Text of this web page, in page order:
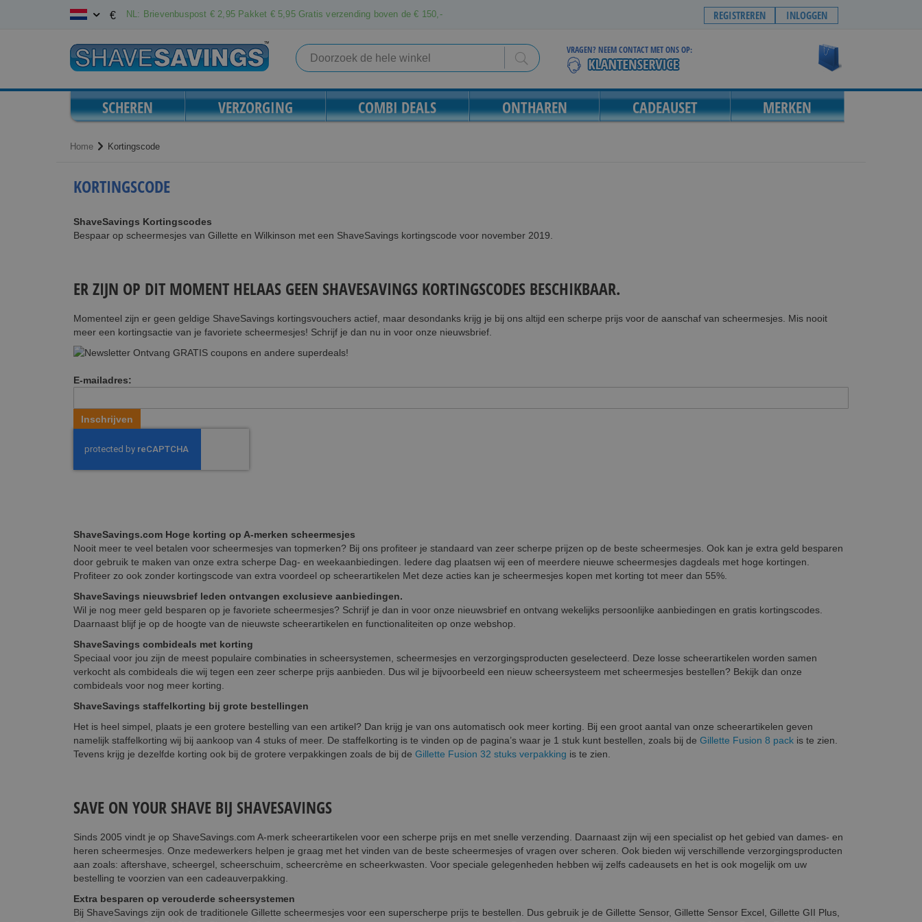
Ga
inhoud
€ NL: Brievenbuspost € 2,95 Pakket € 5,95 Gratis verzending boven de € 150,- REGISTREREN INLOGGEN
Search
VRAGEN? NEEM CONTACT MET ONS OP:
SCHEREN VERZORGING COMBI DEALS ONTHAREN CADEAUSET MERKEN
Home Kortingscode
KORTINGSCODE
ShaveSavings Kortingscodes
Bespaar op scheermesjes van Gillette en Wilkinson met een ShaveSavings kortingscode voor november 2019.
ER ZIJN OP DIT MOMENT HELAAS GEEN SHAVESAVINGS KORTINGSCODES BESCHIKBAAR.
Momenteel zijn er geen geldige ShaveSavings kortingsvouchers actief, maar desondanks krijg je bij ons altijd een scherpe prijs voor de aanschaf van scheermesjes. Mis nooit
meer een kortingsactie van je favoriete scheermesjes! Schrijf je dan nu in voor onze nieuwsbrief.
Ontvang GRATIS coupons en andere superdeals!
E-mailadres:
Inschrijven
ShaveSavings.com Hoge korting op A-merken scheermesjes
Nooit meer te veel betalen voor scheermesjes van topmerken? Bij ons profiteer je standaard van zeer scherpe prijzen op de beste scheermesjes. Ook kan je extra geld besparen
door gebruik te maken van onze extra scherpe Dag- en weekaanbiedingen. Iedere dag plaatsen wij een of meerdere nieuwe scheermesjes dagdeals met hoge kortingen.
Profiteer zo ook zonder kortingscode van extra voordeel op scheerartikelen Met deze acties kan je scheermesjes kopen met korting tot meer dan 55%.
ShaveSavings nieuwsbrief leden ontvangen exclusieve aanbiedingen.
Wil je nog meer geld besparen op je favoriete scheermesjes? Schrijf je dan in voor onze nieuwsbrief en ontvang wekelijks persoonlijke aanbiedingen en gratis kortingscodes.
Daarnaast blijf je op de hoogte van de nieuwste scheerartikelen en functionaliteiten op onze webshop.
ShaveSavings combideals met korting
Speciaal voor jou zijn de meest populaire combinaties in scheersystemen, scheermesjes en verzorgingsproducten geselecteerd. Deze losse scheerartikelen worden samen
verkocht als combideals die wij tegen een zeer scherpe prijs aanbieden. Dus wil je bijvoorbeeld een nieuw scheersysteem met scheermesjes bestellen? Bekijk dan onze
combideals voor nog meer korting.
ShaveSavings staffelkorting bij grote bestellingen
Het is heel simpel, plaats je een grotere bestelling van een artikel? Dan krijg je van ons automatisch ook meer korting. Bij een groot aantal van onze scheerartikelen geven
namelijk staffelkorting wij bij aankoop van 4 stuks of meer. De staffelkorting is te vinden op de pagina’s waar je 1 stuk kunt bestellen, zoals bij de Gillette Fusion 8 pack is te zien.
Tevens krijg je dezelfde korting ook bij de grotere verpakkingen zoals de bij de Gillette Fusion 32 stuks verpakking is te zien.
SAVE ON YOUR SHAVE BIJ SHAVESAVINGS
Sinds 2005 vindt je op ShaveSavings.com A-merk scheerartikelen voor een scherpe prijs en met snelle verzending. Daarnaast zijn wij een specialist op het gebied van dames- en
heren scheermesjes. Onze medewerkers helpen je graag met het vinden van de beste scheermesjes of vragen over scheren. Ook bieden wij verschillende verzorgingsproducten
aan zoals: aftershave, scheergel, scheerschuim, scheercrème en scheerkwasten. Voor speciale gelegenheden hebben wij zelfs cadeausets en het is ook mogelijk om uw
bestelling te voorzien van een cadeauverpakking.
Extra besparen op verouderde scheersystemen
Bij ShaveSavings zijn ook de traditionele Gillette scheermesjes voor een superscherpe prijs te bestellen. Dus gebruik je de Gillette Sensor, Gillette Sensor Excel, Gillette GII Plus,